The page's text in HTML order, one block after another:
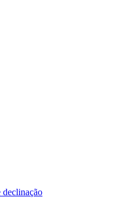
declinação